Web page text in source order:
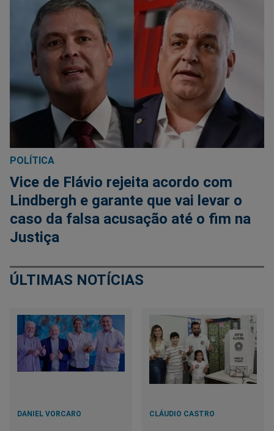
POLÍTICA
Vice de Flávio rejeita acordo com
Lindbergh e garante que vai levar o
caso da falsa acusação até o fim na
Justiça
ÚLTIMAS NOTÍCIAS
DANIEL VORCARO CLÁUDIO CASTRO